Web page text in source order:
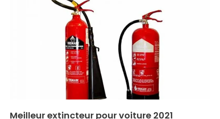
Meilleur extincteur pour voiture 2021